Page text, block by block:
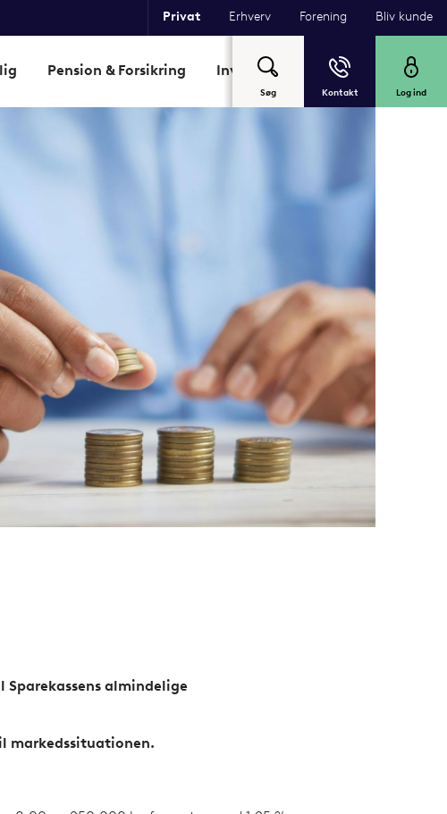
Privat Erhverv Forening Bliv kunde
Pension & Forsikring Investering Garant Om
Søg Kontakt Log ind
almindelige
markedssituationen.